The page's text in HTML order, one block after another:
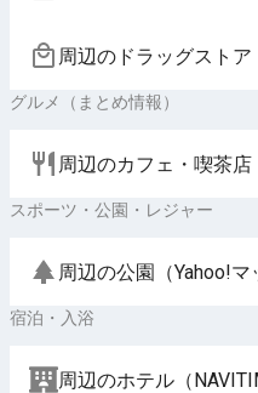
周辺のドラッグストア
グルメ（まとめ情報）
周辺のカフェ・喫茶店
スポーツ・公園・レジャー
周辺の公園（Yahoo!マ
宿泊・入浴
周辺のホテル（